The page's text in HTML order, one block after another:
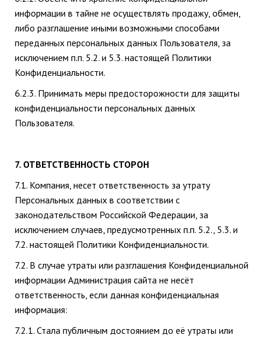
информации в тайне не осуществлять продажу, обмен,
либо разглашение иными возможными способами
переданных персональных данных Пользователя, за
исключением п.п. 5.2. и 5.3. настоящей Политики
Конфиденциальности.
6.2.3. Принимать меры предосторожности для защиты
конфиденциальности персональных данных
Пользователя.
7. ОТВЕТСТВЕННОСТЬ СТОРОН
7.1. Компания, несет ответственность за утрату
Персональных данных в соответствии с
законодательством Российской Федерации, за
исключением случаев, предусмотренных п.п. 5.2., 5.3. и
7.2. настоящей Политики Конфиденциальности.
7.2. В случае утраты или разглашения Конфиденциальной
информации Администрация сайта не несёт
ответственность, если данная конфиденциальная
информация:
7.2.1. Стала публичным достоянием до её утраты или